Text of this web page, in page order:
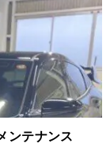
ンテナンス